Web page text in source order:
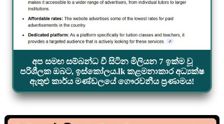
අප සමඟ සම්බන්ධ වී සිටින මිලියන 7 ඉක්ම වූ
පරිශීලක ඔබට, ඉස්කෝලය.lk කළමනාකාර අධ්‍යක්ෂ
ඇතුළු කාර්ය මණ්ඩලයේ ගෞරවනීය ප්‍රණාමය!